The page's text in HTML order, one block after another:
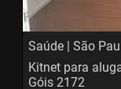
Saúde | São
Kitnet para
Góis 2172